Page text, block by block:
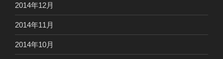
2014年12月
2014年11月
2014年10月